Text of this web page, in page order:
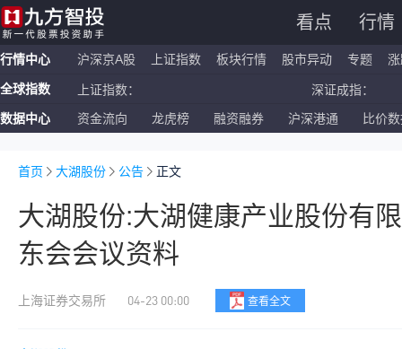
看点 行情
行情中心 沪深京A股 上证指数 板块行情 股市异动 专题
全球指数 上证指数： 深证成指：
恒生指数： 国企指数：
数据中心 资金流向 龙虎榜 融资融券 沪深港通 比价
首页 大湖股份 公告 正文
大湖股份:大湖健康产业股份有
东会会议资料
上海证券交易所 04-23 00:00 查看全文